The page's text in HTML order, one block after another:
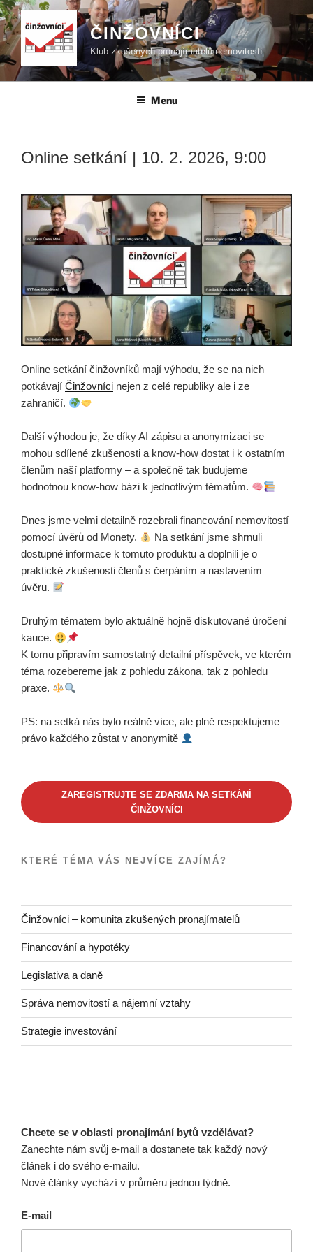
Přejít
k
obsahu
webu
ČINŽOVNÍCI
Klub zkušených pronajímatelů nemovitostí.
Menu
Online setkání | 10. 2. 2026, 9:00
Online setkání činžovníků mají výhodu, že se na nich
potkávají Činžovníci nejen z celé republiky ale i ze
zahraničí.
Další výhodou je, že díky AI zápisu a anonymizaci se
mohou sdílené zkušenosti a know-how dostat i k ostatním
členům naší platformy – a společně tak budujeme
hodnotnou know-how bázi k jednotlivým tématům.
Dnes jsme velmi detailně rozebrali financování nemovitostí
pomocí úvěrů od Monety.
Na setkání jsme shrnuli
dostupné informace k tomuto produktu a doplnili je o
praktické zkušenosti členů s čerpáním a nastavením
úvěru.
Druhým tématem bylo aktuálně hojně diskutované úročení
kauce.
K tomu připravím samostatný detailní příspěvek, ve kterém
téma rozebereme jak z pohledu zákona, tak z pohledu
praxe.
PS: na setká nás bylo reálně více, ale plně respektujeme
právo každého zůstat v anonymitě
ZAREGISTRUJTE SE ZDARMA NA SETKÁNÍ
ČINŽOVNÍCI
KTERÉ TÉMA VÁS NEJVÍCE ZAJÍMÁ?
Činžovníci – komunita zkušených pronajímatelů
Financování a hypotéky
Legislativa a daně
Správa nemovitostí a nájemní vztahy
Strategie investování
Chcete se v oblasti pronajímání bytů vzdělávat?
Zanechte nám svůj e-mail a dostanete tak každý nový
článek i do svého e-mailu.
Nové články vychází v průměru jednou týdně.
E-mail